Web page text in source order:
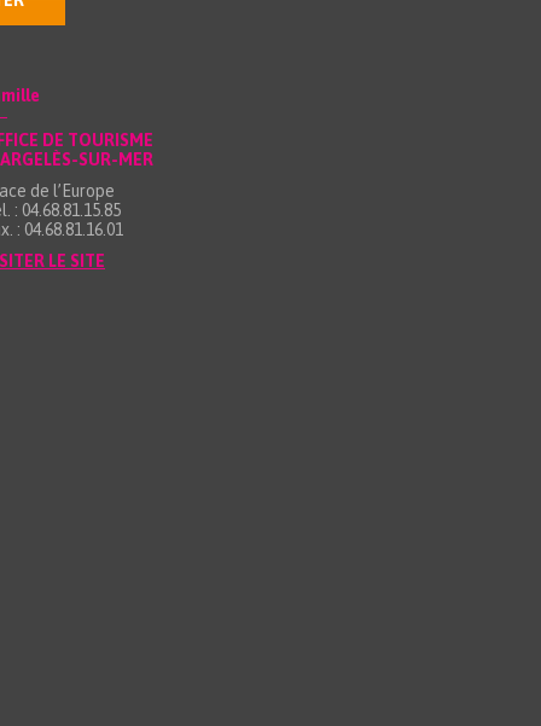
DE TOURISME
SUR-MER
de l’Europe
: 04.68.81.15.85
: 04.68.81.16.01
LE SITE